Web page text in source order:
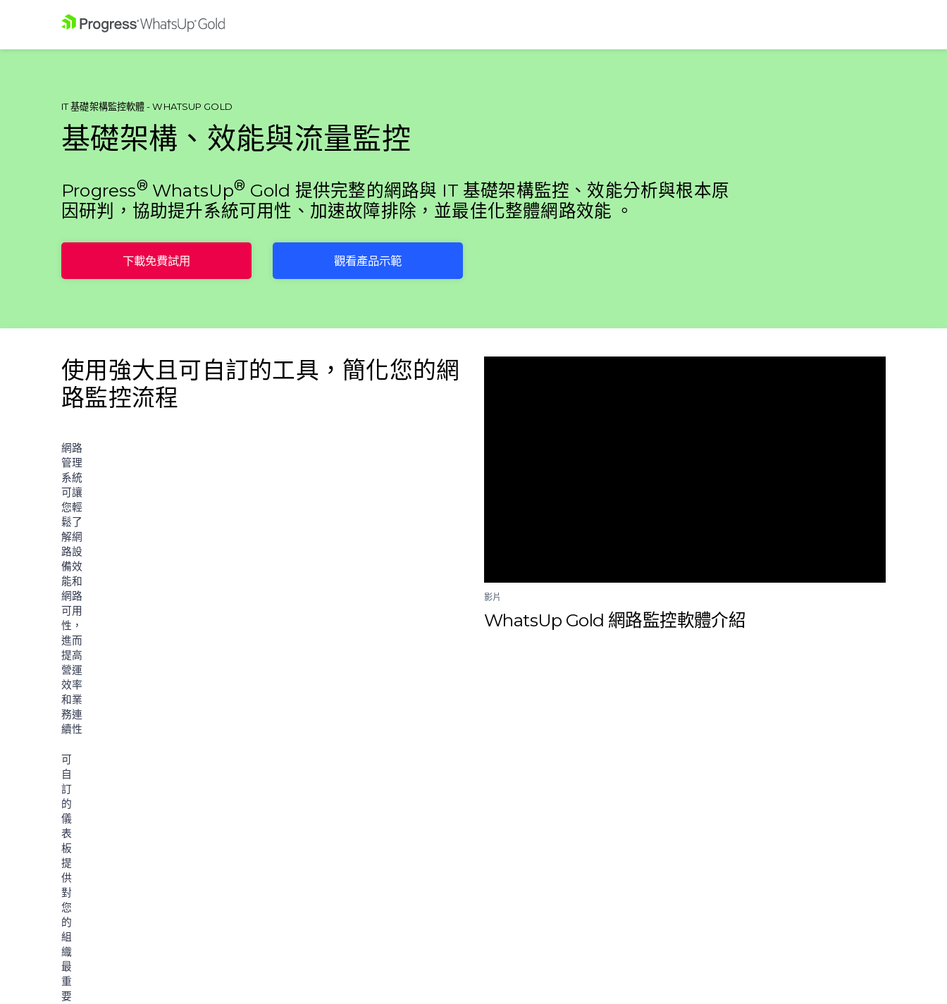
IT 基礎架構監控軟體 - WHATSUP GOLD
基礎架構、效能與流量監控
Progress®WhatsUp® Gold 提供完整的網路與 IT 基礎架構監控、效能分析與根本原
因研判，協助提升系統可用性、加速故障排除，並最佳化整體網路效能 。
下載免費試用 觀看產品示範
使用強大且可自訂的工具，簡化您的網
路監控流程
網路
管理
系統
可讓
您輕
鬆了
解網
路設
備效
能和
網路
可用
性，
進而
提高
營運
效率
和業
務連
續性
可
自
訂
的
儀
表
板
提
供
對
您
的
組
織
最
重
要
影片
WhatsUp Gold 網路監控軟體介紹